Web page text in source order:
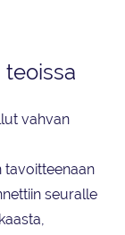
teoissa
vahvan
tavoitteenaan
seuralle